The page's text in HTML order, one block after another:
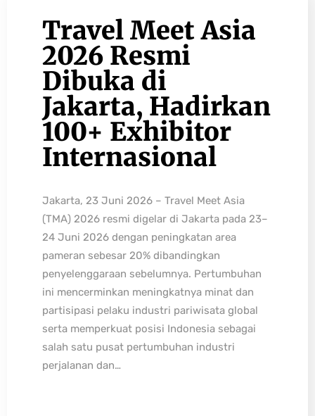
Travel Meet Asia
2026 Resmi
Dibuka di
Jakarta, Hadirkan
100+ Exhibitor
Internasional
Jakarta, 23 Juni 2026 – Travel Meet Asia
(TMA) 2026 resmi digelar di Jakarta pada 23–
24 Juni 2026 dengan peningkatan area
pameran sebesar 20% dibandingkan
penyelenggaraan sebelumnya. Pertumbuhan
ini mencerminkan meningkatnya minat dan
partisipasi pelaku industri pariwisata global
serta memperkuat posisi Indonesia sebagai
salah satu pusat pertumbuhan industri
perjalanan dan…